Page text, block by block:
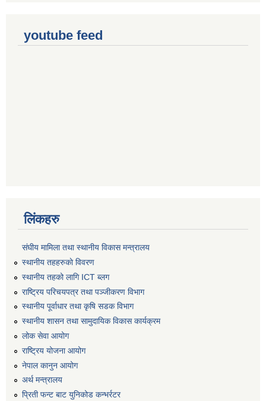
youtube feed
लिंकहरु
संघीय मामिला तथा स्थानीय विकास मन्त्रालय
स्थानीय तहहरुकाे विवरण
स्थानीय तहको लागि ICT ब्लग
राष्‍ट्रिय परिचयपत्र तथा पञ्‍जीकरण विभाग
स्थानीय पूर्वाधार तथा कृषि सडक विभाग
स्थानीय शासन तथा सामुदायिक विकास कार्यक्रम
लोक सेवा आयोग
राष्ट्रिय योजना आयोग
नेपाल कानुन आयोग
अर्थ मन्त्रालय
प्रिती फन्ट बाट युनिकोड कन्भर्रटर